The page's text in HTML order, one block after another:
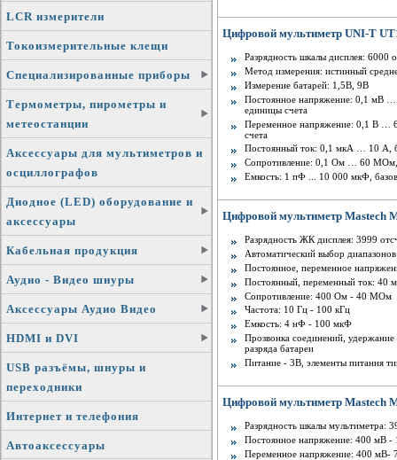
LCR измерители
Токоизмерительные клещи
Специализированные приборы
Термометры, пирометры и
метеостанции
Аксессуары для мультиметров и
осциллографов
Диодное (LED) оборудование и
аксессуары
Кабельная продукция
Аудио - Видео шнуры
Аксессуары Аудио Видео
HDMI и DVI
USB разъёмы, шнуры и
переходники
Интернет и телефония
Автоаксессуары
Цифровой мультиметр UNI-T
Разрядность шкалы дисплея: 6000
Метод измерения: истинный
Измерение батарей: 1,5В, 9В
Постоянное напряжение: 0,1 мВ …
единицы счета
Переменное напряжение: 0,1 В …
счета
Постоянный ток: 0,1 мкА … 10 А,
Сопротивление: 0,1 Ом … 60 МОм,
Емкость: 1 пФ ... 10 000 мкФ,
Цифровой мультиметр Mastech
Разрядность ЖК дисплея: 3999
Автоматический выбор
Постоянное, переменное
Постоянный, переменный ток: 40
Сопротивление: 400 Ом - 40 МОм
Частота: 10 Гц - 100 кГц
Емкость: 4 нФ - 100 мкФ
Прозвонка соединений,
разряда батареи
Питание - 3В, элементы питания
Цифровой мультиметр Mastech
Разрядность шкалы мультиметра:
Постоянное напряжение: 400 мВ -
Переменное напряжение: 400 мВ-